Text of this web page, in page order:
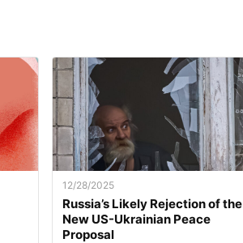
12/28/2025
Russia’s Likely Rejection of the
New US-Ukrainian Peace
Proposal